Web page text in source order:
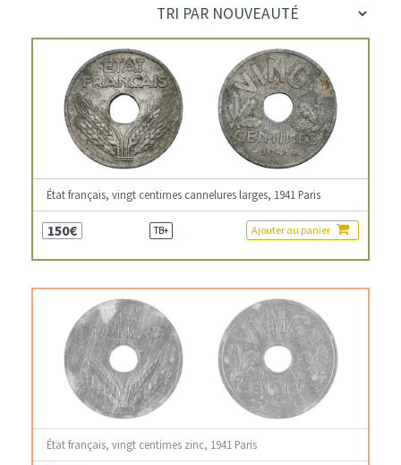
État français, vingt centimes cannelures larges, 1941 Paris
150€ TB+ Ajouter au panier
État français, vingt centimes zinc, 1941 Paris